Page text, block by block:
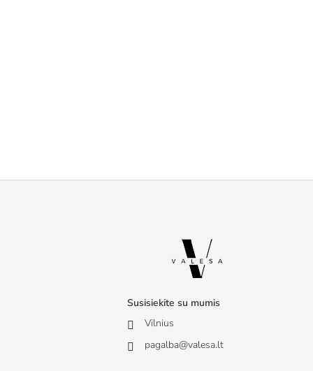
Susisiekite su mumis
Vilnius
pagalba@valesa.lt